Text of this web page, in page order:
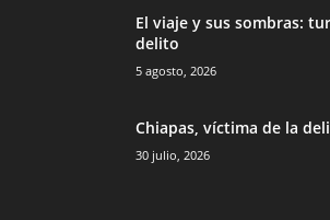
El viaje y sus sombras:
delito
5 agosto, 2026
Chiapas, víctima de la
30 julio, 2026